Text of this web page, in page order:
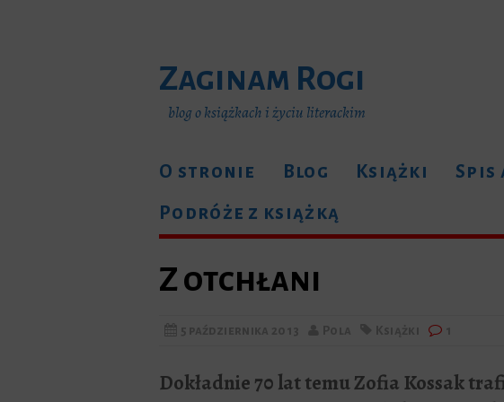
Zaginam Rogi
blog o książkach i życiu literackim
O stronie Blog Książki
Podróże z książką
Z otchłani
Dokładnie 70 lat temu Zofia Kossak